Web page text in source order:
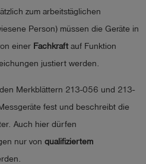
zum arbeitstäglichen
Person) müssen die Geräte in
einer Fachkraftauf Funktion
justiert werden.
Merkblättern 213-056 und 213-
fest und beschreibt die
Auch hier dürfen
nur von qualifiziertem